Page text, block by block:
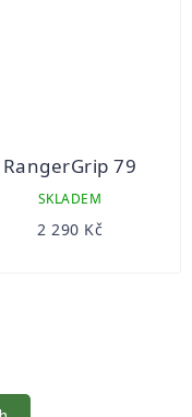
RangerGrip 79
SKLADEM
2 290 Kč